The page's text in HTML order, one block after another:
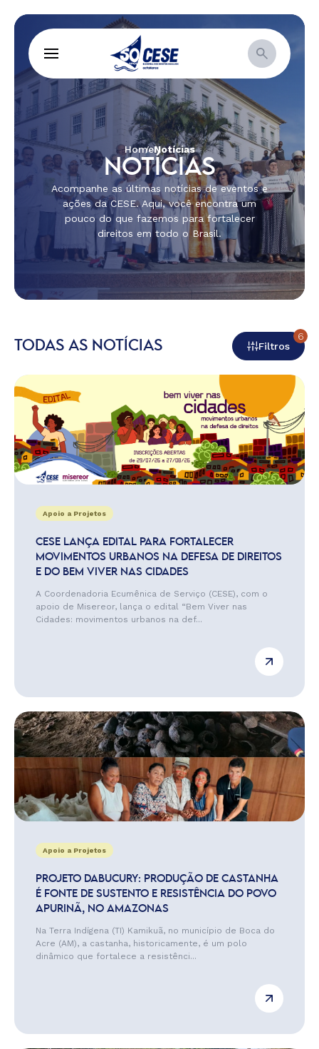
HomeNotícias
NOTÍCIAS
Acompanhe as últimas notícias de eventos e
ações da CESE. Aqui, você encontra um
pouco do que fazemos para fortalecer
direitos em todo o Brasil.
TODAS AS NOTÍCIAS Filtros
6
Apoio a Projetos
CESE LANÇA EDITAL PARA FORTALECER
MOVIMENTOS URBANOS NA DEFESA DE DIREITOS
E DO BEM VIVER NAS CIDADES
A Coordenadoria Ecumênica de Serviço (CESE), com o
apoio de Misereor, lança o edital “Bem Viver nas
Cidades: movimentos urbanos na def...
Apoio a Projetos
PROJETO DABUCURY: PRODUÇÃO DE CASTANHA
É FONTE DE SUSTENTO E RESISTÊNCIA DO POVO
APURINÃ, NO AMAZONAS
Na Terra Indígena (TI) Kamikuã, no município de Boca do
Acre (AM), a castanha, historicamente, é um polo
dinâmico que fortalece a resistênci...